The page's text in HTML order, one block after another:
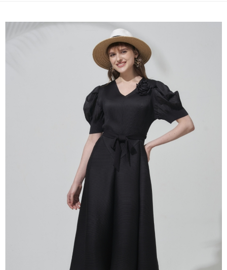
成交易。
3.實際核准額度、可分期數及費用金額請依後續交易確認頁面所載為準。
4.訂單成立30分鐘內，如未前往確認交易或遇審核未通過，訂單將自動取
消。如遇「轉專審核」未通過狀況，表示未達大哥付你分期系統評分，恕無
1.分期款項不併入電信帳單，「大哥付你分期」於每月結算日後寄送繳費提
2.透過簡訊連結打開帳單後，可選擇「超商條碼／台灣大直營門市／銀行轉
帳／街口支付／iPASS MONEY」等通路繳費。
1.本服務係由「台灣大哥大股份有限公司」（以下簡稱本公司）所提供，讓
用戶於交易時，得透過本服務購買商品或服務，並由商店將買賣／分期付款
買賣價金債權讓與本公司後，依約使用本公司帳單繳交帳款。
2.基於同意付款使用「大哥付你分期」之契約關係目的，商店將以您的個人
資料（包含姓名、電話或地址）提供予台灣大哥大進項蒐集、處理及利用，
由本公司與您本人進行分期帳單所需資料之確認、核對及更正。
3.完整用戶服務條款，請詳閱以下連結：
https://oppay.tw/userRule
AFTEE先享後付是「在收到商品之後才付款」的支付方式。 讓您購物簡單
１．簡單：不需註冊會員、不需綁卡、不需儲值。
２．便利：只要手機號碼，簡訊認證，即可結帳。
３．安心：先確認商品／服務後，再付款。
１．於結帳方式選擇「AFTEE先享後付」後，將跳轉至「AFTEE先享後付」
結帳頁面，進行簡訊認證並確認金額後，即可完成結帳。
２．訂單成立數日內，您將收到繳費通知簡訊。
３．收到繳費通知簡訊後14天內，點擊此簡訊中的連結，可透過四大超商／
ATM／網路銀行／等多元方式進行付款，方視為交易完成。
※ 請注意：結帳手續完成當下不需立刻繳費，但若您需要取消訂單，請聯絡
購買商品的店家。未經商家同意取消之訂單仍視為有效，需透過AFTEE先享
※ 交易是否成功請以「AFTEE先享後付 」之結帳頁面顯示為準，若有關於
是否繳費成功／繳費後需取消欲退款等相關疑問，請聯繫「AFTEE先享後付
https://netprotections.freshdesk.com/support/home
１．透過由恩沛科技股份有限公司提供之「AFTEE先享後付」服務完成之交
易，需依本服務之必要範圍內提供個人資料，並將交易相關給付款項請求債
權轉讓予恩沛科技股份有限公司。
２．關於個人資料處理事宜，請瀏覽以下網址：
https://aftee.tw/terms/#terms3
３．未成年的使用者請事先徵得法定代理人或監護人之同意方可使用
「AFTEE先享後付」，若未經同意申辦者引起之損失，本公司不負相關責
每筆NT$120，滿NT$2,000(含以上)免運費
每筆NT$120，滿NT$2,000(含以上)免運費
每筆NT$120，滿NT$2,000(含以上)免運費